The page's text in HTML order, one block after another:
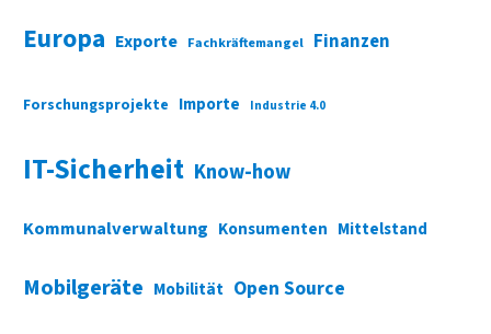
Europa Exporte Fachkräftemangel Finanzen
Forschungsprojekte Importe Industrie 4.0
IT-Sicherheit Know-how
Kommunalverwaltung Konsumenten Mittelstand
Mobilgeräte Mobilität Open Source